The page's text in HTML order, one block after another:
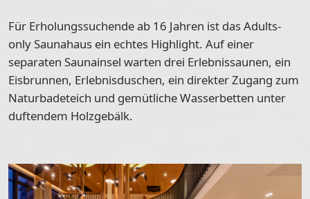
Für Erholungssuchende ab 16 Jahren ist das Adults-
only Saunahaus ein echtes Highlight. Auf einer
separaten Saunainsel warten drei Erlebnissaunen, ein
Eisbrunnen, Erlebnisduschen, ein direkter Zugang zum
Naturbadeteich und gemütliche Wasserbetten unter
duftendem Holzgebälk.